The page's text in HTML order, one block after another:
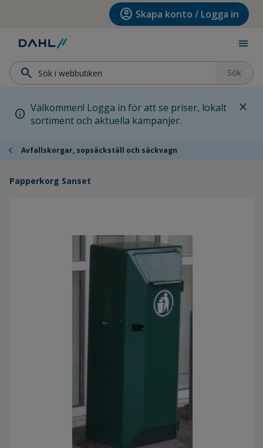
Hoppa till huvudinnehållet account_circle Skapa konto / Logga in
menu
search Sök
info Välkommen! Logga in för att se priser, lokalt
sortiment och aktuella kampanjer.
close
chevron_left Avfallskorgar, sopsäckställ och säckvagn
Papperkorg Sanset